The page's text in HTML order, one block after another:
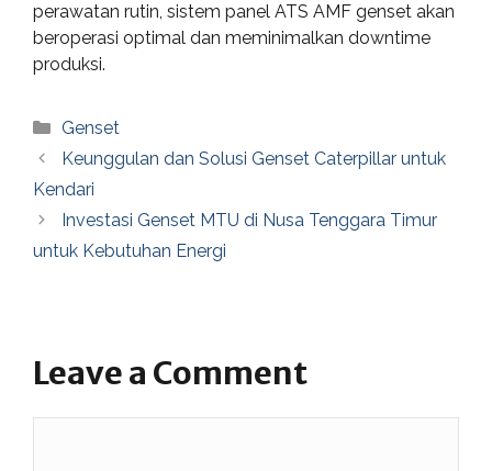
perawatan rutin, sistem panel ATS AMF genset akan
beroperasi optimal dan meminimalkan downtime
produksi.
Categories
Genset
Keunggulan dan Solusi Genset Caterpillar untuk
Kendari
Investasi Genset MTU di Nusa Tenggara Timur
untuk Kebutuhan Energi
Leave a Comment